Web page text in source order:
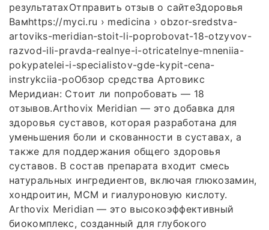
результатахОтправить отзыв о сайтеЗдоровья
Вамhttps://myci.ru › medicina › obzor-sredstva-
artoviks-meridian-stoit-li-poprobovat-18-otzyvov-
razvod-ili-pravda-realnye-i-otricatelnye-mneniia-
pokypatelei-i-specialistov-gde-kypit-cena-
instrykciia-poОбзор средства Артовикс
Меридиан: Стоит ли попробовать — 18
отзывов.Arthovix Meridian — это добавка для
здоровья суставов, которая разработана для
уменьшения боли и скованности в суставах, а
также для поддержания общего здоровья
суставов. В состав препарата входит смесь
натуральных ингредиентов, включая глюкозамин,
хондроитин, МСМ и гиалуроновую кислоту.
Arthovix Meridian — это высокоэффективный
биокомплекс, созданный для глубокого